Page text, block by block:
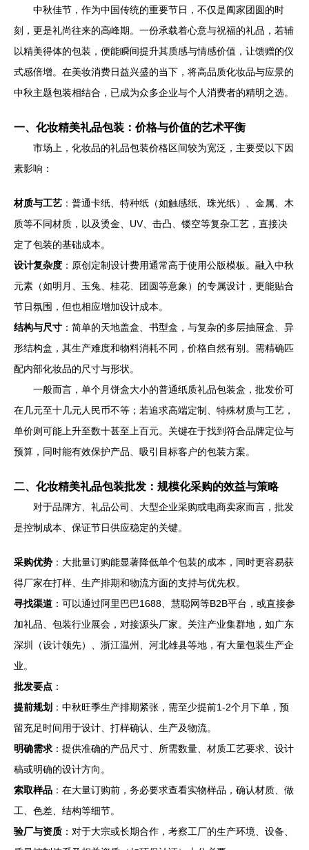
中秋佳节，作为中国传统的重要节日，不仅是阖家团圆的时
刻，更是礼尚往来的高峰期。一份承载着心意与祝福的礼品，若辅
以精美得体的包装，便能瞬间提升其质感与情感价值，让馈赠的仪
式感倍增。在美妆消费日益兴盛的当下，将高品质化妆品与应景的
中秋主题包装相结合，已成为众多企业与个人消费者的精明之选。
一、化妆精美礼品包装：价格与价值的艺术平衡
市场上，化妆品的礼品包装价格区间较为宽泛，主要受以下因
素影响：
材质与工艺 ：普通卡纸、特种纸（如触感纸、珠光纸）、金属、木
质等不同材质，以及烫金、UV、击凸、镂空等复杂工艺，直接决
定了包装的基础成本。
设计复杂度 ：原创定制设计费用通常高于使用公版模板。融入中秋
元素（如明月、玉兔、桂花、团圆等意象）的专属设计，更能贴合
节日氛围，但也相应增加设计成本。
结构与尺寸 ：简单的天地盖盒、书型盒，与复杂的多层抽屉盒、异
形结构盒，其生产难度和物料消耗不同，价格自然有别。需精确匹
配内部化妆品的尺寸与形状。
一般而言，单个月饼盒大小的普通纸质礼品包装盒，批发价可
在几元至十几元人民币不等；若追求高端定制、特殊材质与工艺，
单价则可能上升至数十甚至上百元。关键在于找到符合品牌定位与
预算，同时能有效保护产品、吸引目标客户的包装方案。
二、化妆精美礼品包装批发：规模化采购的效益与策略
对于品牌方、礼品公司、大型企业采购或电商卖家而言，批发
是控制成本、保证节日供应稳定的关键。
采购优势 ：大批量订购能显著降低单个包装的成本，同时更容易获
得厂家在打样、生产排期和物流方面的支持与优先权。
寻找渠道 ：可以通过阿里巴巴1688、慧聪网等B2B平台，或直接参
加礼品、包装行业展会，对接源头厂家。关注产业集群地，如广东
深圳（设计领先）、浙江温州、河北雄县等地，有大量包装生产企
业。
批发要点 ：
提前规划 ：中秋旺季生产排期紧张，需至少提前1-2个月下单，预
留充足时间用于设计、打样确认、生产及物流。
明确需求 ：提供准确的产品尺寸、所需数量、材质工艺要求、设计
稿或明确的设计方向。
索取样品 ：在大量订购前，务必要求查看实物样品，确认材质、做
工、色差、结构等细节。
验厂与资质 ：对于大宗或长期合作，考察工厂的生产环境、设备、